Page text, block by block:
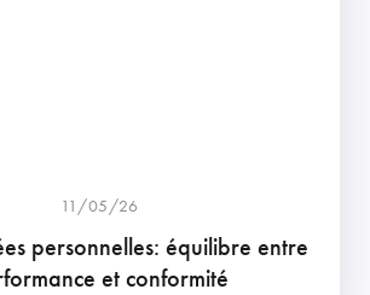
11/05/26
personnelles: équilibre entre
et conformité